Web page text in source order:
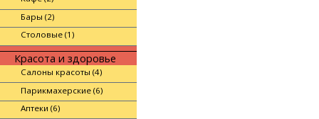
Бары (2)
Столовые (1)
Красота и здоровье
Салоны красоты (4)
Парикмахерские (6)
Аптеки (6)